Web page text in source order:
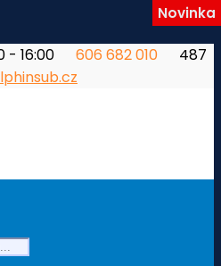
- 16:00
606 682 010
487
Novinka